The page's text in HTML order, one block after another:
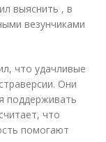
выяснить , в
везунчиками
что удачливые
Они
поддерживать
что
помогают